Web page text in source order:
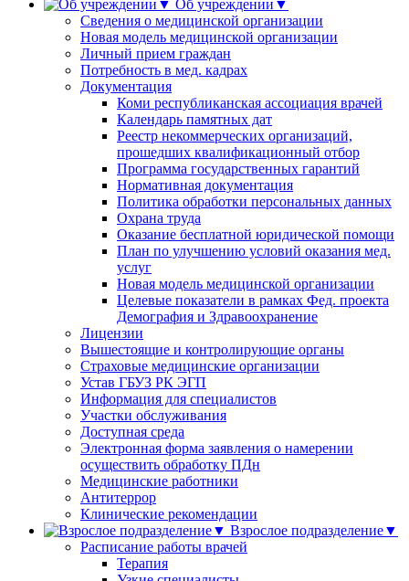
Об учреждении▼
Сведения о медицинской организации
Новая модель медицинской организации
Личный прием граждан
Потребность в мед. кадрах
Документация
Коми республиканская ассоциация врачей
Календарь памятных дат
Реестр некоммерческих организаций,
прошедших квалификационный отбор
Программа государственных гарантий
Нормативная документация
Политика обработки персональных данных
Охрана труда
Оказание бесплатной юридической помощи
План по улучшению условий оказания мед.
услуг
Новая модель медицинской организации
Целевые показатели в рамках Фед. проекта
Демография и Здравоохранение
Лицензии
Вышестоящие и контролирующие органы
Страховые медицинские организации
Устав ГБУЗ РК ЭГП
Информация для специалистов
Участки обслуживания
Доступная среда
Электронная форма заявления о намерении
осуществить обработку ПДн
Медицинские работники
Антитеррор
Клинические рекомендации
Взрослое подразделение▼
Расписание работы врачей
Терапия